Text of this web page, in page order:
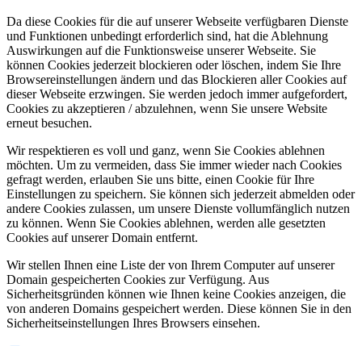
Da diese Cookies für die auf unserer Webseite verfügbaren Dienste
und Funktionen unbedingt erforderlich sind, hat die Ablehnung
Auswirkungen auf die Funktionsweise unserer Webseite. Sie
können Cookies jederzeit blockieren oder löschen, indem Sie Ihre
Browsereinstellungen ändern und das Blockieren aller Cookies auf
dieser Webseite erzwingen. Sie werden jedoch immer aufgefordert,
Cookies zu akzeptieren / abzulehnen, wenn Sie unsere Website
erneut besuchen.
Wir respektieren es voll und ganz, wenn Sie Cookies ablehnen
möchten. Um zu vermeiden, dass Sie immer wieder nach Cookies
gefragt werden, erlauben Sie uns bitte, einen Cookie für Ihre
Einstellungen zu speichern. Sie können sich jederzeit abmelden oder
andere Cookies zulassen, um unsere Dienste vollumfänglich nutzen
zu können. Wenn Sie Cookies ablehnen, werden alle gesetzten
Cookies auf unserer Domain entfernt.
Wir stellen Ihnen eine Liste der von Ihrem Computer auf unserer
Domain gespeicherten Cookies zur Verfügung. Aus
Sicherheitsgründen können wie Ihnen keine Cookies anzeigen, die
von anderen Domains gespeichert werden. Diese können Sie in den
Sicherheitseinstellungen Ihres Browsers einsehen.